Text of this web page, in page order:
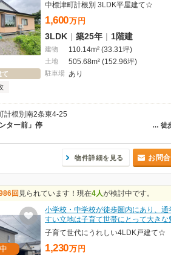
て
中標津町計根別 3LDK平屋建て☆
1,600万 円
3LDK | 築25年 | 1階建
建物 110.14m² (33.31坪)
土地 505.68m² (152.96坪)
駐車場 あり
計根別南2条東4-25
… 徒
ンター前」停
物件詳細を見る お問
回 見られています！現在4人が検討中です。
小学校・中学校が徒歩圏内にあり、通
すい立地は子育て世帯にとって大き
子育て世代にうれしい4LDK戸建て☆
1,230万 円